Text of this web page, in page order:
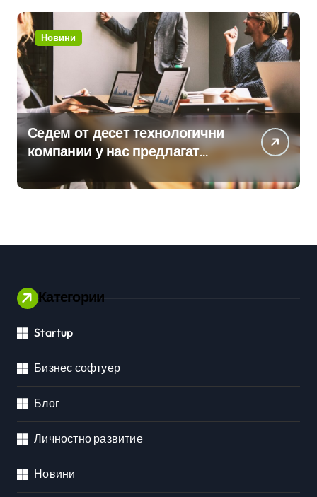
Новини
Седем от десет технологични
компании у нас предлагат
хибридна работа
Категории
Startup
Бизнес софтуер
Блог
Личностно развитие
Новини